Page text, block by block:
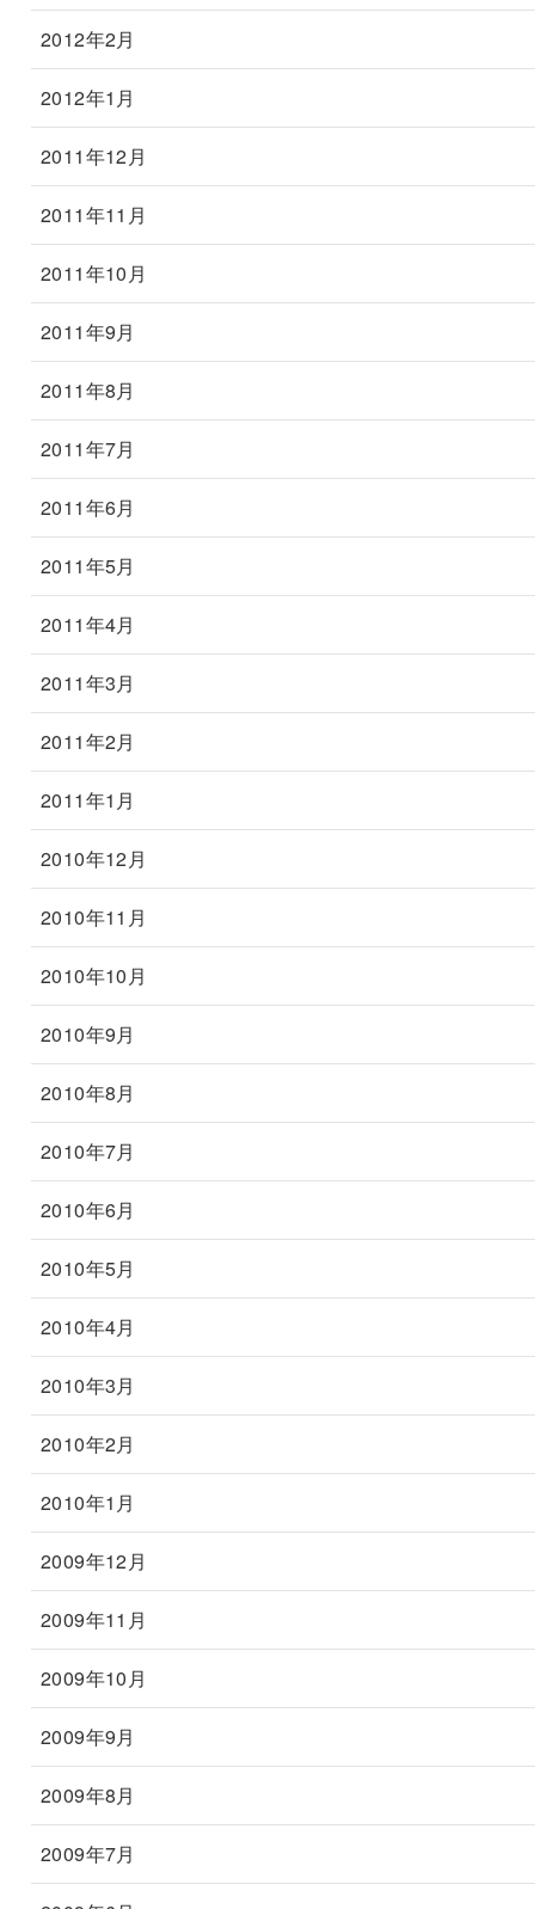
2012年2月
2012年1月
2011年12月
2011年11月
2011年10月
2011年9月
2011年8月
2011年7月
2011年6月
2011年5月
2011年4月
2011年3月
2011年2月
2011年1月
2010年12月
2010年11月
2010年10月
2010年9月
2010年8月
2010年7月
2010年6月
2010年5月
2010年4月
2010年3月
2010年2月
2010年1月
2009年12月
2009年11月
2009年10月
2009年9月
2009年8月
2009年7月